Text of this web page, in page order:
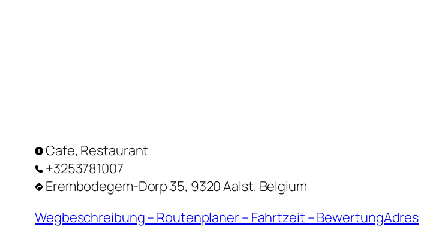
Cafe, Restaurant
+3253781007
Erembodegem-Dorp 35, 9320 Aalst, Belgium
Wegbeschreibung – Routenplaner – Fahrtzeit – BewertungAdres